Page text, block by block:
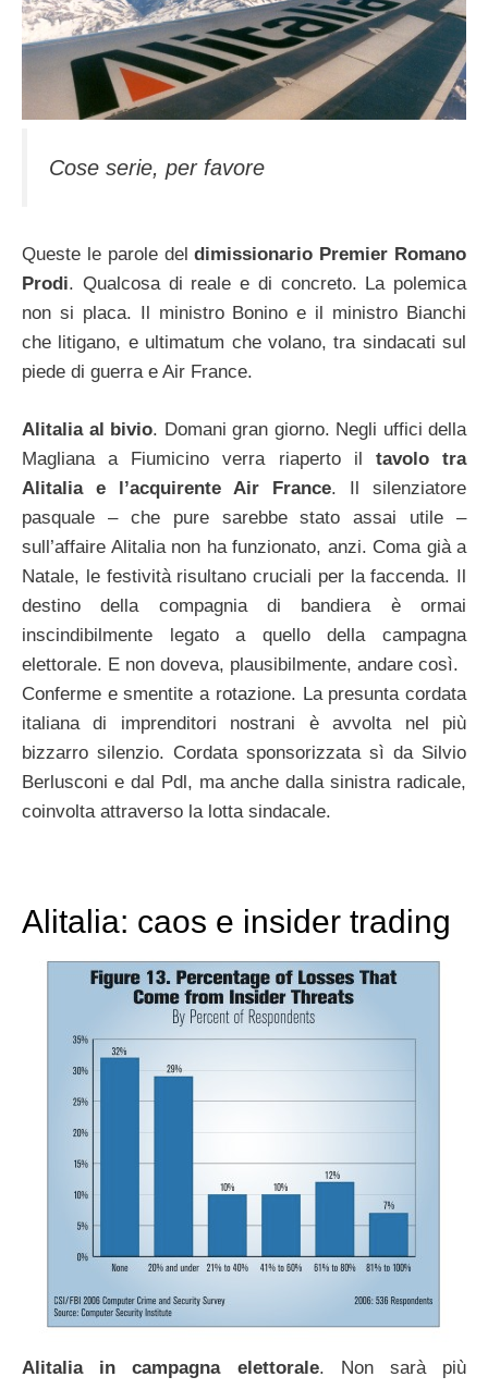
Cose serie, per favore
Queste le parole deldimissionario Premier Romano
Prodi. Qualcosa di reale e di concreto. La polemica
non si placa. Il ministro Bonino e il ministro Bianchi
che litigano, e ultimatum che volano, tra sindacati sul
piede di guerra e Air France.
Alitalia al bivio. Domani gran giorno. Negli uffici della
Magliana a Fiumicino verra riaperto il tavolo tra
Alitalia e l’acquirente Air France. Il silenziatore
pasquale – che pure sarebbe stato assai utile –
sull’affaire Alitalia non ha funzionato, anzi. Coma già a
Natale, le festività risultano cruciali per la faccenda. Il
destino della compagnia di bandiera è ormai
inscindibilmente legato a quello della campagna
elettorale. E non doveva, plausibilmente, andare così.
Conferme e smentite a rotazione. La presunta cordata
italiana di imprenditori nostrani è avvolta nel più
bizzarro silenzio. Cordata sponsorizzata sì da Silvio
Berlusconi e dal Pdl, ma anche dalla sinistra radicale,
coinvolta attraverso la lotta sindacale.
Alitalia: caos e insider trading
Alitalia in campagna elettorale. Non sarà più